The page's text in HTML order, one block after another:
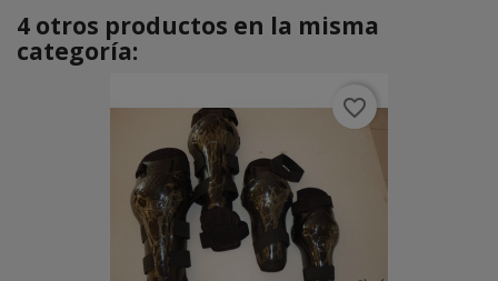
4 otros productos en la misma
categoría:
favorite_border